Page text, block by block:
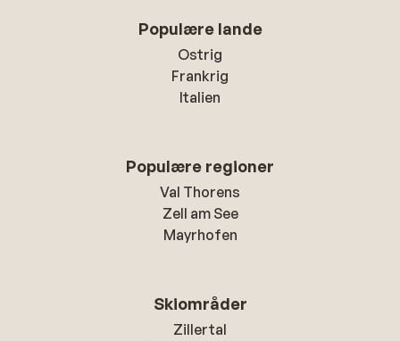
Populære lande
Ostrig
Frankrig
Italien
Populære regioner
Val Thorens
Zell am See
Mayrhofen
Skiområder
Zillertal